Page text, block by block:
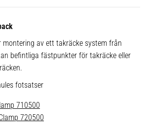
av ett takräcke system från
befintliga fästpunkter för takräcke eller
fotsatser
710500
720500